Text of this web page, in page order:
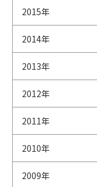
2015年
2014年
2013年
2012年
2011年
2010年
2009年